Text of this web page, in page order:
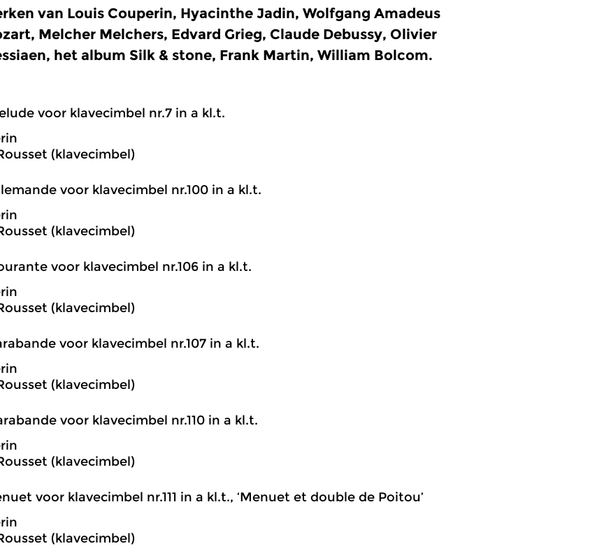
van Louis Couperin, Hyacinthe Jadin, Wolfgang Amadeus
Melcher Melchers, Edvard Grieg, Claude Debussy, Olivier
het album Silk & stone, Frank Martin, William Bolcom.
voor klavecimbel nr.7 in a kl.t.
(klavecimbel)
voor klavecimbel nr.100 in a kl.t.
(klavecimbel)
voor klavecimbel nr.106 in a kl.t.
(klavecimbel)
voor klavecimbel nr.107 in a kl.t.
(klavecimbel)
voor klavecimbel nr.110 in a kl.t.
(klavecimbel)
voor klavecimbel nr.111 in a kl.t., ‘Menuet et double de Poitou’
(klavecimbel)